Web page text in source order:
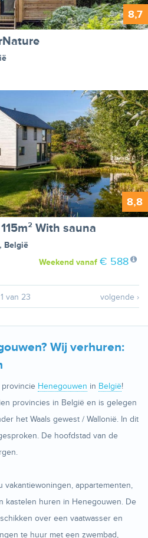
8,7
8,8
With sauna
, België
Weekendvanaf € 588
1 van 23 volgende ›
Wij verhuren:
provincie Henegouwen in België!
provincies in België en is gelegen
het Waals gewest / Wallonië. In dit
De hoofdstad van de
vakantiewoningen, appartementen,
kastelen huren in Henegouwen. De
over een vaatwasser en
te huur met een zwembad,